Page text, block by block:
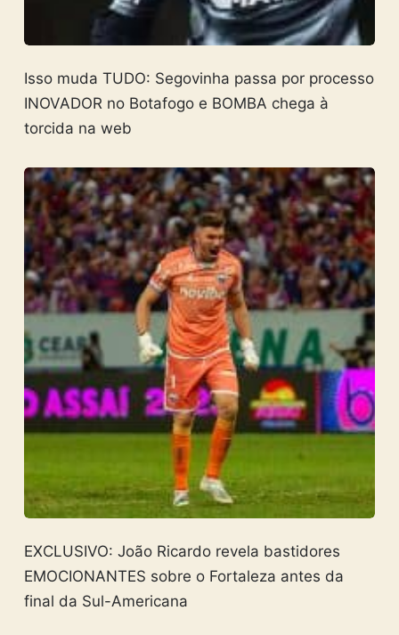
Isso muda TUDO: Segovinha passa por processo
INOVADOR no Botafogo e BOMBA chega à
torcida na web
EXCLUSIVO: João Ricardo revela bastidores
EMOCIONANTES sobre o Fortaleza antes da
final da Sul-Americana